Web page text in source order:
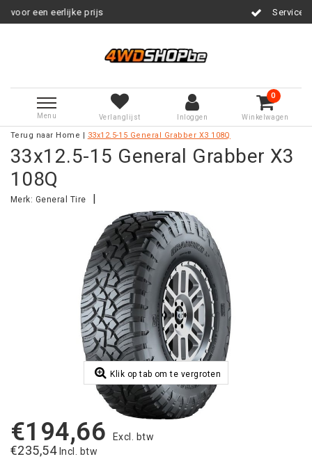
prijs Service na verkoop
Menu Verlanglijst Inloggen
0
Winkelwagen
Terug naar Home 33x12.5-15 General Grabber X3 108Q
33x12.5-15 General Grabber X3
108Q
Merk: General Tire
Klik op tab om te vergroten
€194,66 Excl. btw
€235,54 Incl. btw